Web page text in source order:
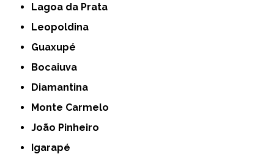
Lagoa da Prata
Leopoldina
Guaxupé
Bocaiuva
Diamantina
Monte Carmelo
João Pinheiro
Igarapé